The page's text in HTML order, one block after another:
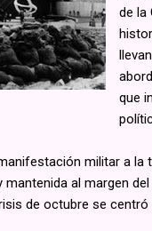
de la
que
militar a
al margen
de octubre se